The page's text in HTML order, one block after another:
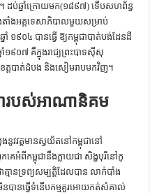
។ ដប់ឆ្នាំក្រោយមក(១៨៩៧) ទើបសហព័ន្ធ
តាំងអគ្គទេសាភិបាលមួយសម្រាប់
១៩០៤ បានធ្វើ ឱ្យកម្ពុជាបាត់បង់ដែនដី
នាំ១៩០៧ គឺក្នុងរាជ្យព្រះបាទស៊ីសុ
ត្តបាត់ដំបង និងសៀមរាបមកវិញ។
ារបស់អាណានិគម
នូវវត្តមានស្វយ័តនៅកម្ពុជានៅ
េអំពីកម្ពុជានឹងក្លាយជា សិង្ហបុរីនៅកូ
ានទ្រព្យសម្បត្តិដែលបាន លាក់បាំង
នបានធ្វើទំនើបកម្មគួរអោយកត់សំគាល់